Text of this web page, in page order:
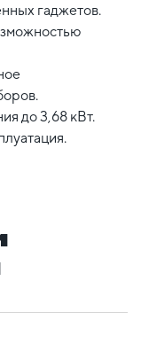
гаджетов.
до 3,68 кВт.